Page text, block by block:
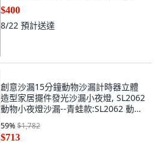
$400
8/22 預計送達
創意沙漏15分鐘動物沙漏計時器立體
造型家居擺件發光沙漏小夜燈, SL2062
動物小夜燈沙漏--青蛙款:SL2062 動物
小夜燈沙漏--青蛙款
59%$1,782
$713